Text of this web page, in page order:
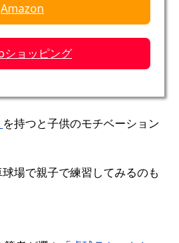
Amazon
ショッピング
を持つと子供のモチベーション
場で親子で練習してみるのも